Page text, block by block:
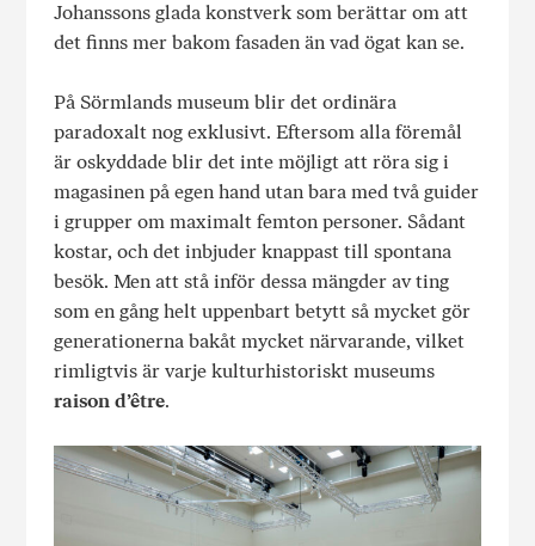
Johanssons glada konstverk som berättar om att
det finns mer bakom fasaden än vad ögat kan se.
På Sörmlands museum blir det ordinära
paradoxalt nog exklusivt. Eftersom alla föremål
är oskyddade blir det inte möjligt att röra sig i
magasinen på egen hand utan bara med två guider
i grupper om maximalt femton personer. Sådant
kostar, och det inbjuder knappast till spontana
besök. Men att stå inför dessa mängder av ting
som en gång helt uppenbart betytt så mycket gör
generationerna bakåt mycket närvarande, vilket
rimligtvis är varje kulturhistoriskt museums
raison d’être.